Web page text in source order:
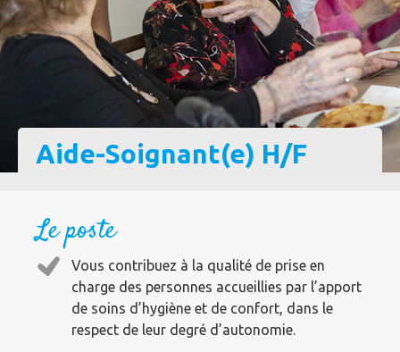
Aide-Soignant(e) H/F
Le poste
Vous contribuez à la qualité de prise en
charge des personnes accueillies par l’apport
de soins d’hygiène et de confort, dans le
respect de leur degré d’autonomie.